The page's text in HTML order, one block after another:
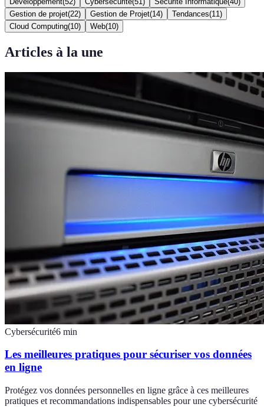
Gestion de projet(22) Gestion de Projet(14) Tendances(11 )
Cloud Computing(10) Web(10)
Articles à la une
Cybersécurité6 min
Les meilleures pratiques pour sécuriser vos données
en ligne
Protégez vos données personnelles en ligne grâce à ces meilleures
pratiques et recommandations indispensables pour une cybersécurité